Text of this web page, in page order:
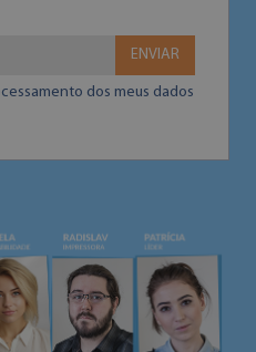
ENVIAR
dos meus dados